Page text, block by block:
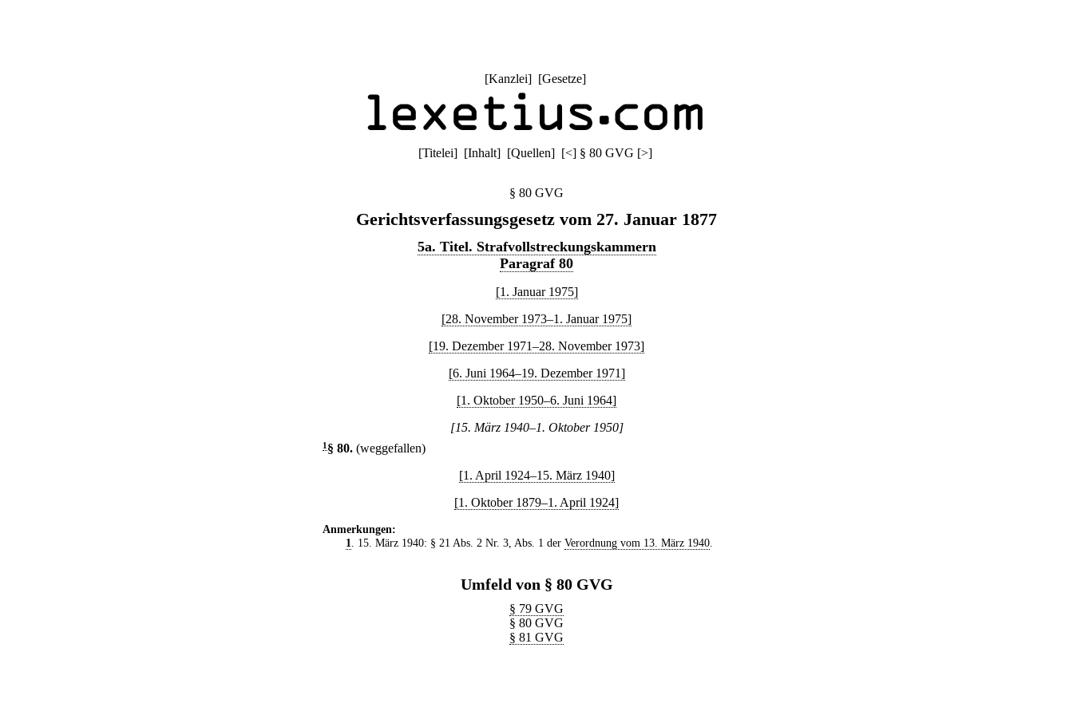
[Kanzlei] [Gesetze]
[Titelei] [Inhalt] [Quellen] [<] § 80 GVG [>]
§ 80 GVG
Gerichtsverfassungsgesetz vom 27. Januar 1877
5a. Titel. Strafvollstreckungskammern
Paragraf 80
[1. Januar 1975]
[28. November 1973–1. Januar 1975]
[19. Dezember 1971–28. November 1973]
[6. Juni 1964–19. Dezember 1971]
[1. Oktober 1950–6. Juni 1964]
[15. März 1940–1. Oktober 1950]
1 § 80. (weggefallen)
[1. April 1924–15. März 1940]
[1. Oktober 1879–1. April 1924]
Anmerkungen:
1
. 15. März 1940: § 21 Abs. 2 Nr. 3, Abs. 1 der Verordnung vom 13. März 1940.
Umfeld von § 80 GVG
§ 79 GVG
§ 80 GVG
§ 81 GVG